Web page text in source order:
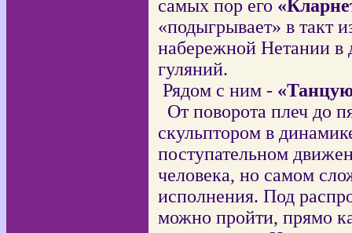
самых пор его
«подыгрывает» в такт
набережной Нетании в
гуляний.
Рядом с ним -
От поворота плеч до
скульптором в
поступательном
человека, но самом
исполнения. Под
можно пройти, прямо